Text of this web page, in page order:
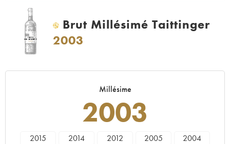
H
Brut Millésimé Taittinger
2003
Millésime
2003
2015 2014 2012 2005
2004